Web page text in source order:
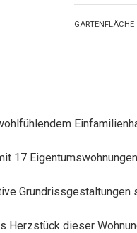
GARTENFLÄCHE
17
Herzstück dieser